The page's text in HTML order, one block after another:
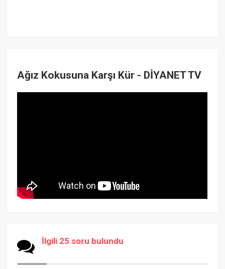
Ağız Kokusuna Karşı Kür - DİYANET TV
İlgili 25 soru bulundu